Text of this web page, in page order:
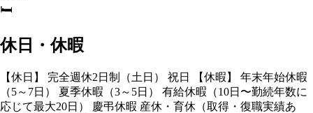
🛏️
休日・休暇
【休日】 完全週休2日制（土日） 祝日 【休暇】 年末年始休暇
（5～7日） 夏季休暇（3～5日） 有給休暇（10日〜勤続年数に
応じて最大20日） 慶弔休暇 産休・育休（取得・復職実績あ